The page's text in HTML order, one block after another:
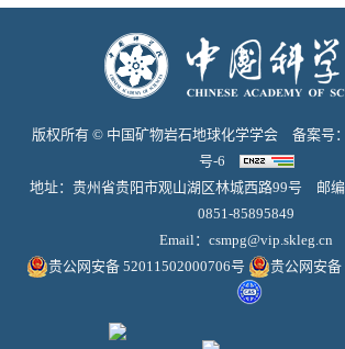
版权所有 © 中国矿物岩石地球化学学会 备案号：
号-6
地址：贵州省贵阳市观山湖区林城西路99号 邮
0851-85895849
Email： csmpg@vip.skleg.cn
贵公网安备 52011502000706号
贵公网安备